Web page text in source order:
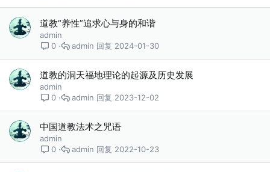
道教“养性”追求心与身的和谐
admin
0
2024-01-30
admin
道教的洞天福地理论的起源及历史发展
admin
0
2023-12-02
admin
中国道教法术之咒语
admin
0
2022-10-23
admin